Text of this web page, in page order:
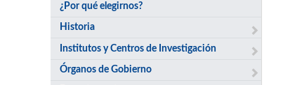
¿Por qué elegirnos?
Historia
Institutos y Centros de Investigación
Órganos de Gobierno